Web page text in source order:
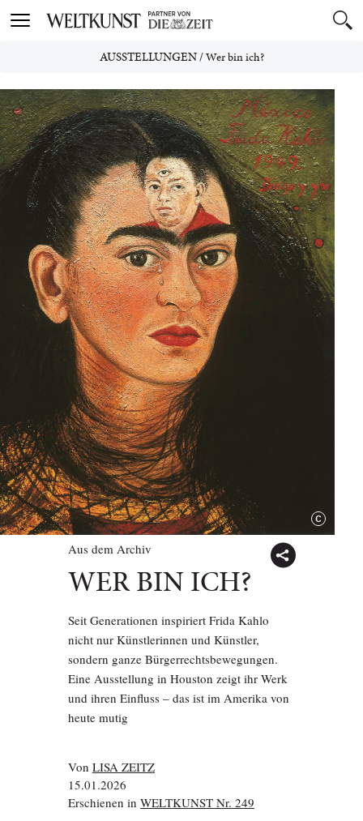
Toggle
AUSSTELLUNGEN/Wer bin ich?
Aus dem Archiv
WER BIN ICH?
Seit Generationen inspiriert Frida Kahlo
nicht nur Künstlerinnen und Künstler,
sondern ganze Bürgerrechtsbewegungen.
Eine Ausstellung in Houston zeigt ihr Werk
und ihren Einfluss – das ist im Amerika von
heute mutig
Von LISA ZEITZ
15.01.2026
Erschienen in WELTKUNST Nr. 249